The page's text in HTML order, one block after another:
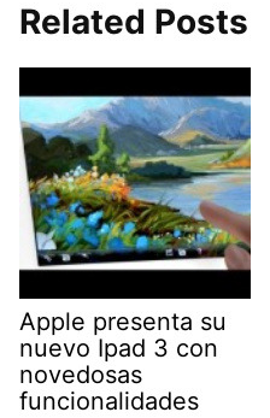
Related Posts
Apple presenta su
nuevo Ipad 3 con
novedosas
funcionalidades